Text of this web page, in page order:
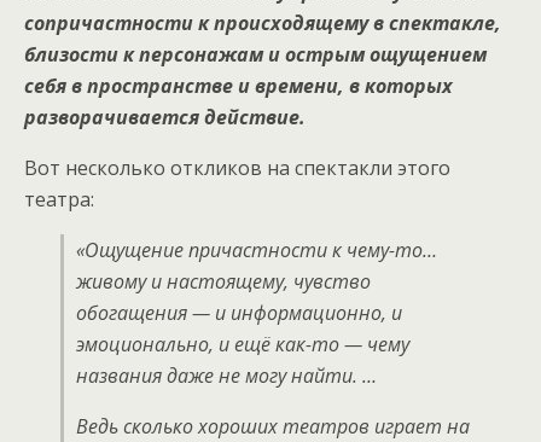
сопричастности к происходящему в спектакле,
близости к персонажам и острым ощущением
себя в пространстве и времени, в которых
разворачивается действие.
Вот несколько откликов на спектакли этого
театра:
«Ощущение причастности к чему-то…
живому и настоящему, чувство
обогащения — и информационно, и
эмоционально, и ещё как-то — чему
названия даже не могу найти. …
Ведь сколько хороших театров играет на